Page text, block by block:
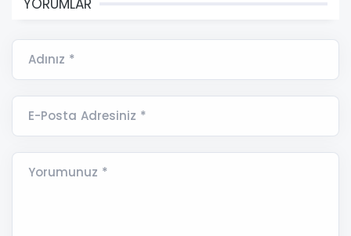
Adınız *
E-Posta Adresiniz *
Yorumunuz *